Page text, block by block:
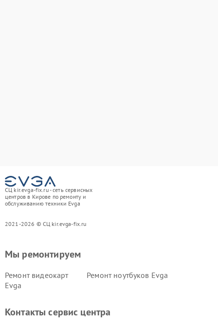
СЦ kir.evga-fix.ru - сеть сервисных
центров в Кирове по ремонту и
обслуживанию техники Evga
2021-2026 © СЦ kir.evga-fix.ru
Мы ремонтируем
Ремонт видеокарт
Evga
Ремонт ноутбуков Evga
Контакты сервис центра